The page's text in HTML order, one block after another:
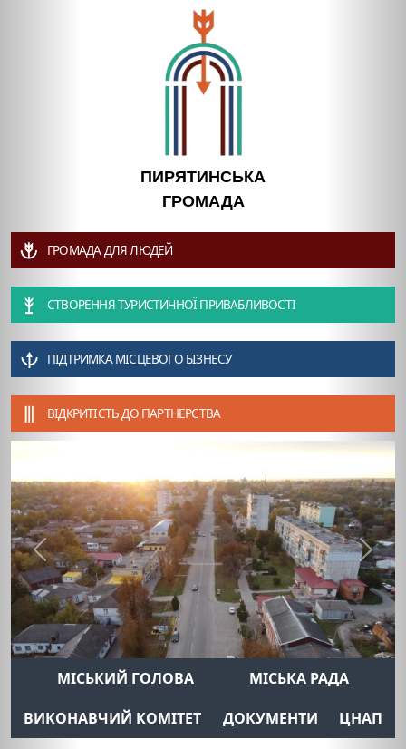
ПИРЯТИНСЬКА
ГРОМАДА
ГРОМАДА ДЛЯ ЛЮДЕЙ
СТВОРЕННЯ ТУРИСТИЧНОЇ ПРИВАБЛИВОСТІ
ПІДТРИМКА МІСЦЕВОГО БІЗНЕСУ
ВІДКРИТІСТЬ ДО ПАРТНЕРСТВА
Previous Next
МІСЬКИЙ ГОЛОВА
МІСЬКА РАДА
ВИКОНАВЧИЙ КОМІТЕТ
ДОКУМЕНТИ ЦНАП